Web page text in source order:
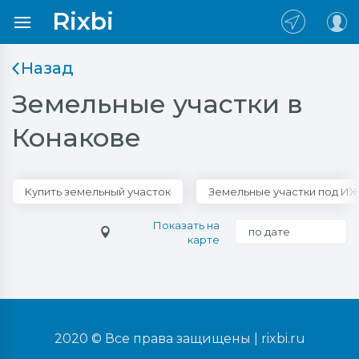
Rixbi
Назад
Земельные участки в
Конакове
Купить земельный участок Земельные участки под
Показать на
карте
по дате
2020 © Все права защищены | rixbi.ru